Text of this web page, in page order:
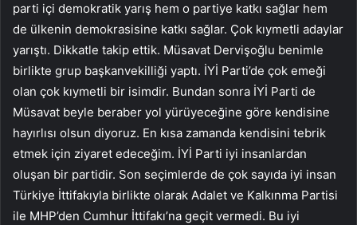
parti içi demokratik yarış hem o partiye katkı sağlar hem
de ülkenin demokrasisine katkı sağlar. Çok kıymetli adaylar
yarıştı. Dikkatle takip ettik. Müsavat Dervişoğlu benimle
birlikte grup başkanvekilliği yaptı. İYİ Parti’de çok emeği
olan çok kıymetli bir isimdir. Bundan sonra İYİ Parti de
Müsavat beyle beraber yol yürüyeceğine göre kendisine
hayırlısı olsun diyoruz. En kısa zamanda kendisini tebrik
etmek için ziyaret edeceğim. İYİ Parti iyi insanlardan
oluşan bir partidir. Son seçimlerde de çok sayıda iyi insan
Türkiye İttifakıyla birlikte olarak Adalet ve Kalkınma Partisi
ile MHP’den Cumhur İttifakı’na geçit vermedi. Bu iyi